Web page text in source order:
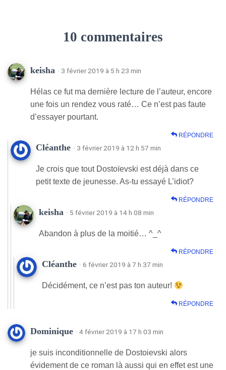
10 commentaires
keisha · 3 février 2019 à 5 h 23 min
Hélas ce fut ma dernière lecture de l’auteur, encore
une fois un rendez vous raté… Ce n’est pas faute
d’essayer pourtant.
RÉPONDRE
Cléanthe · 3 février 2019 à 12 h 57 min
Je crois que tout Dostoïevski est déjà dans ce
petit texte de jeunesse. As-tu essayé L’idiot?
RÉPONDRE
keisha · 5 février 2019 à 14 h 08 min
Abandon à plus de la moitié… ^_^
RÉPONDRE
Cléanthe · 6 février 2019 à 7 h 37 min
Décidément, ce n’est pas ton auteur!
RÉPONDRE
Dominique · 4 février 2019 à 17 h 03 min
je suis inconditionnelle de Dostoievski alors
évidement de ce roman là aussi qui en effet est une